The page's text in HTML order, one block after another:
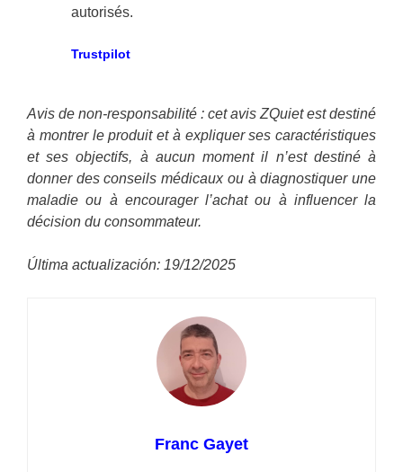
autorisés.
Trustpilot
Avis de non-responsabilité : cet avis ZQuiet est destiné
à montrer le produit et à expliquer ses caractéristiques
et ses objectifs, à aucun moment il n’est destiné à
donner des conseils médicaux ou à diagnostiquer une
maladie ou à encourager l’achat ou à influencer la
décision du consommateur.
Última actualización: 19/12/2025
Franc Gayet